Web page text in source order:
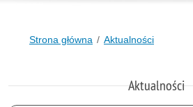
Strona główna Aktualności
Aktualności